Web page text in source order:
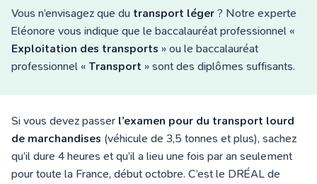
Vous n’envisagez que du transport léger ? Notre experte
Eléonore vous indique que le baccalauréat professionnel «
Exploitation des transports » ou le baccalauréat
professionnel « Transport » sont des diplômes suffisants.
Si vous devez passer l’examen pour du transport lourd
de marchandises (véhicule de 3,5 tonnes et plus), sachez
qu’il dure 4 heures et qu’il a lieu une fois par an seulement
pour toute la France, début octobre. C’est le DRÉAL de